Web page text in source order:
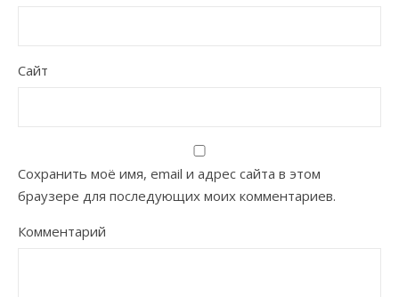
Сайт
Сохранить моё имя, email и адрес сайта в этом
браузере для последующих моих комментариев.
Комментарий